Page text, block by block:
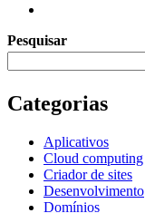
Pesquisar
Categorias
Aplicativos
Cloud computing
Criador de sites
Desenvolvimento
Domínios